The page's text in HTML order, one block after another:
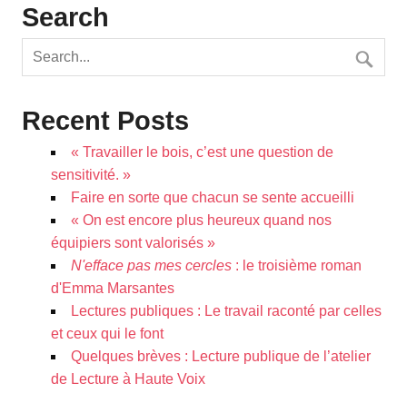
Search
Recent Posts
« Travailler le bois, c’est une question de
sensitivité. »
Faire en sorte que chacun se sente accueilli
« On est encore plus heureux quand nos
équipiers sont valorisés »
N'efface pas mes cercles : le troisième roman
d'Emma Marsantes
Lectures publiques : Le travail raconté par celles
et ceux qui le font
Quelques brèves : Lecture publique de l’atelier
de Lecture à Haute Voix